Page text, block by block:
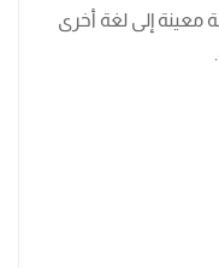
معينة إلى لغة أخرى